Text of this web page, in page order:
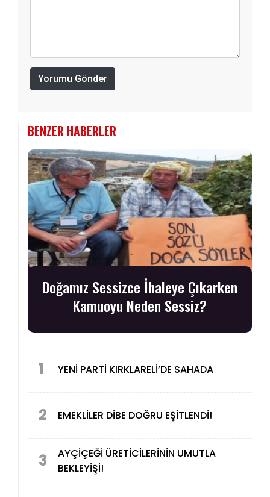
Yorumu Gönder
BENZER HABERLER
Doğamız Sessizce İhaleye Çıkarken
Kamuoyu Neden Sessiz?
1 YENİ PARTİ KIRKLARELİ’DE SAHADA
2 EMEKLİLER DİBE DOĞRU EŞİTLENDİ!
3
AYÇİÇEĞİ ÜRETİCİLERİNİN UMUTLA
BEKLEYİŞİ!